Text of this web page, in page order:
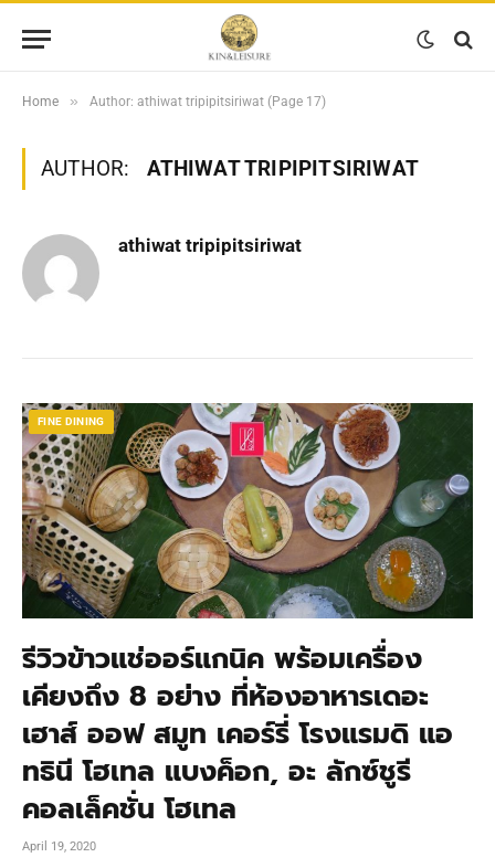
Home » Author: athiwat tripipitsiriwat (Page 17)
AUTHOR: ATHIWAT TRIPIPITSIRIWAT
athiwat tripipitsiriwat
FINE DINING
รีวิวข้าวแช่ออร์แกนิค พร้อมเครื่อง
เคียงถึง 8 อย่าง ที่ห้องอาหารเดอะ
เฮาส์ ออฟ สมูท เคอร์รี่ โรงแรมดิ แอ
ทธินี โฮเทล แบงค็อก, อะ ลักซ์ชูรี
คอลเล็คชั่น โฮเทล
April 19, 2020